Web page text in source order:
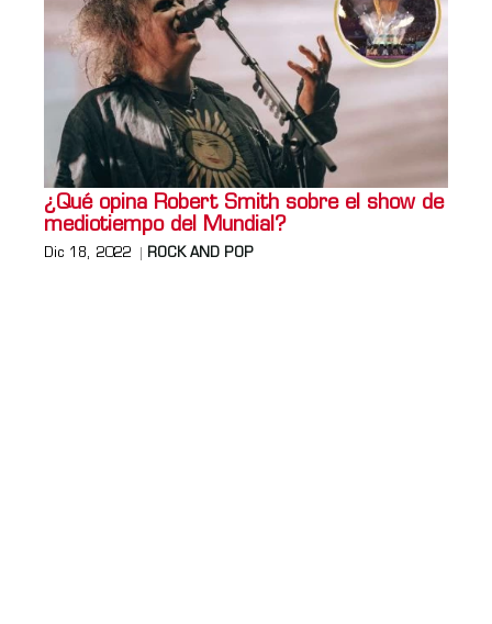
¿Qué opina Robert Smith sobre el show de
mediotiempo del Mundial?
Dic 18, 2022 ROCK AND POP